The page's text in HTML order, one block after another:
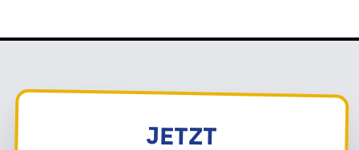
JETZT
KANALREINIGUNG
STRICKHERDICKE